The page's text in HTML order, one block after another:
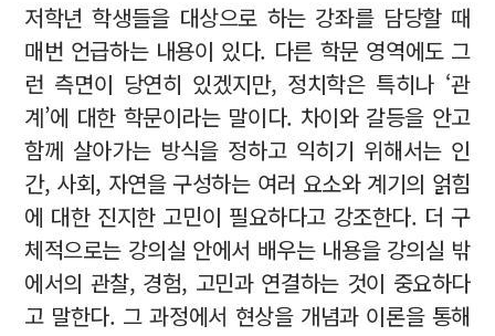
저학년 학생들을 대상으로 하는 강좌를 담당할 때
매번 언급하는 내용이 있다. 다른 학문 영역에도 그
런 측면이 당연히 있겠지만, 정치학은 특히나 ‘관
계’에 대한 학문이라는 말이다. 차이와 갈등을 안고
함께 살아가는 방식을 정하고 익히기 위해서는 인
간, 사회, 자연을 구성하는 여러 요소와 계기의 얽힘
에 대한 진지한 고민이 필요하다고 강조한다. 더 구
체적으로는 강의실 안에서 배우는 내용을 강의실 밖
에서의 관찰, 경험, 고민과 연결하는 것이 중요하다
고 말한다. 그 과정에서 현상을 개념과 이론을 통해